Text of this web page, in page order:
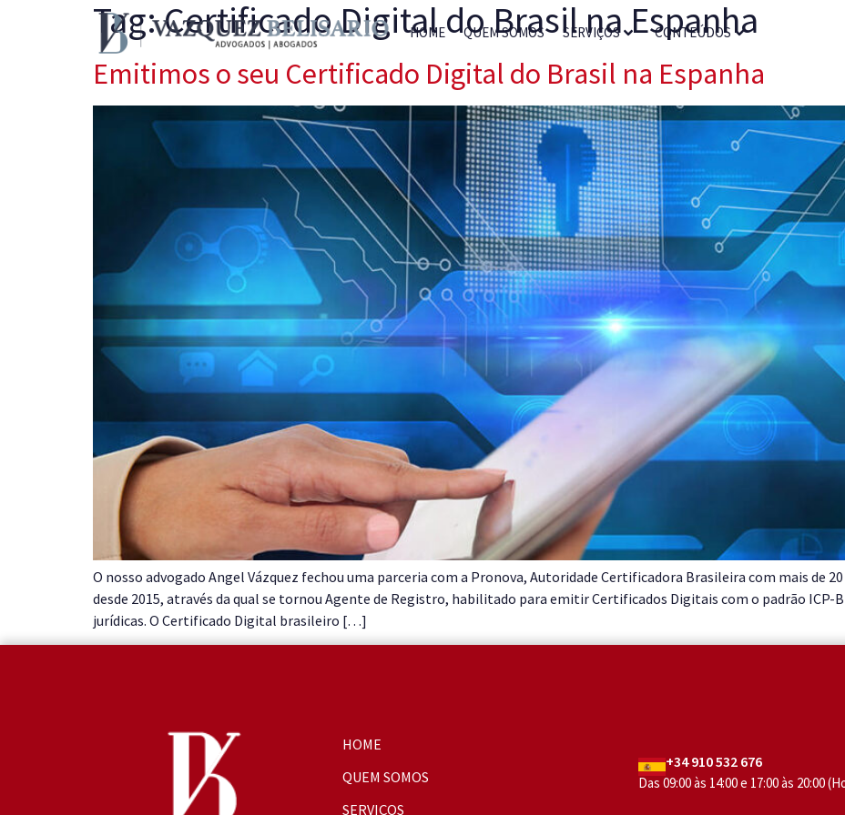
HOME QUEM SOMOS SERVIÇOS CONTEÚDOS
Tag:Certificado Digital do Brasil na Espanha
Emitimos o seu Certificado Digital do Brasil na Espanha
O nosso advogado Angel Vázquez fechou uma parceria com a Pronova, Autoridade Certificadora Brasileira com mais de
desde 2015, através da qual se tornou Agente de Registro, habilitado para emitir Certificados Digitais com o padrão
jurídicas. O Certificado Digital brasileiro […]
HOME
QUEM SOMOS
SERVIÇOS
+34 910 532 676
Das 09:00 às 14:00 e 17:00 às 20:00